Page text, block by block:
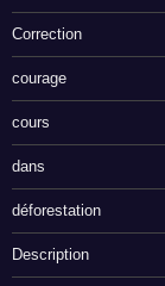
Correction
courage
cours
dans
déforestation
Description